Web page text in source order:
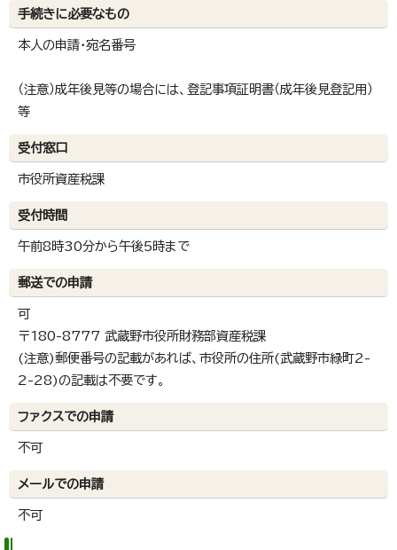
手続きに必要なもの
本人の申請・宛名番号
（注意）成年後見等の場合には、登記事項証明書（成年後見登記用）
等
受付窓口
市役所資産税課
受付時間
午前8時30分から午後5時まで
郵送での申請
可
〒180-8777 武蔵野市役所財務部資産税課
(注意)郵便番号の記載があれば、市役所の住所(武蔵野市緑町2-
2-28)の記載は不要です。
ファクスでの申請
不可
メールでの申請
不可